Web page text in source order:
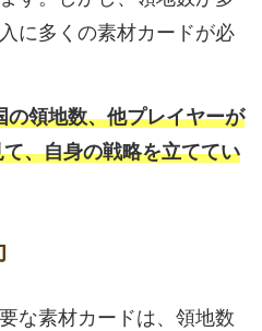
に多くの素材カードが必
領地数、他プレイヤーが
、自身の戦略を立ててい
な素材カードは、領地数